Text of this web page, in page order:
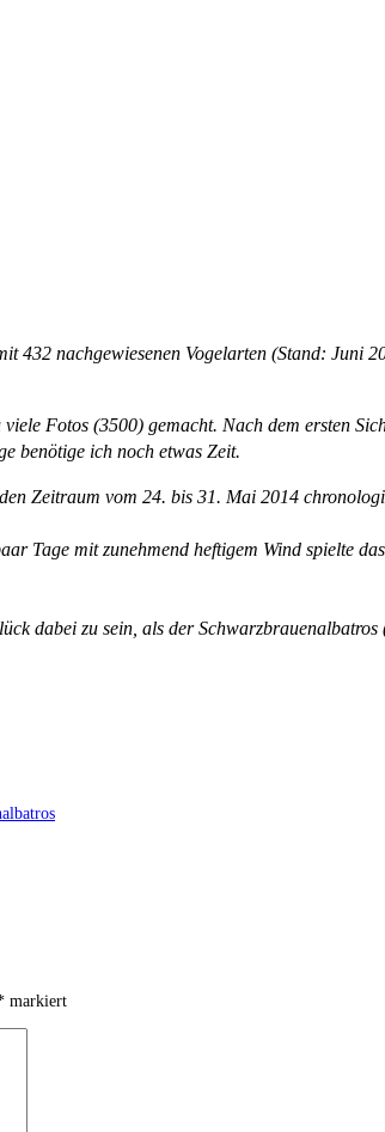
432 nachgewiesenen Vogelarten (Stand: Juni
Fotos (3500) gemacht. Nach dem ersten
benötige ich noch etwas Zeit.
Zeitraum vom 24. bis 31. Mai 2014
Tage mit zunehmend heftigem Wind spielte
dabei zu sein, als der
markiert